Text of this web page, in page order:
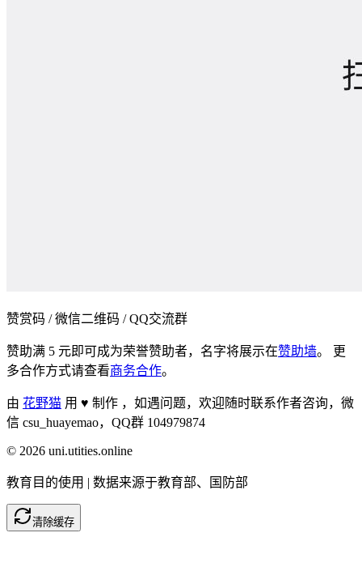
赞赏码 / 微信二维码 / QQ交流群
赞助满 5 元即可成为荣誉赞助者，名字将展示在赞助墙。 更
多合作方式请查看商务合作。
由 花野猫 用 ♥ 制作 ， 如遇问题，欢迎随时联系作者咨询，微
信 csu_huayemao，QQ群 104979874
© 2026 uni.utities.online
教育目的使用 | 数据来源于教育部、国防部
清除缓存